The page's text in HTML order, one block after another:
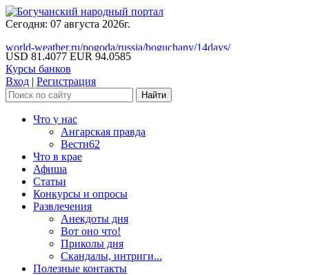
Сегодня: 07 августа 2026г.
world-weather.ru/pogoda/russia/boguchany/14days/
USD 81.4077 EUR 94.0585
Курсы банков
Вход | Регистрация
Что у нас
Ангарская правда
Вести62
Что в крае
Афиша
Статьи
Конкурсы и опросы
Развлечения
Анекдоты дня
Вот оно что!
Приколы дня
Скандалы, интриги...
Полезные контакты